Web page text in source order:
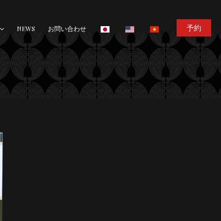
NEWS お問い合わせ 予約